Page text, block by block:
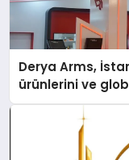
Derya Arms,
ürünlerini ve